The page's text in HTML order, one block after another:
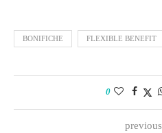
BONIFICHE FLEXIBLE BENEFIT
0